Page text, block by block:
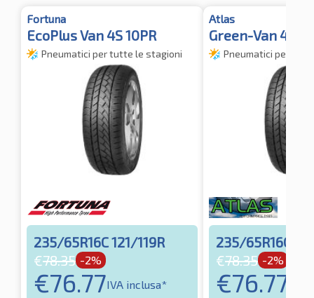
Fortuna
EcoPlus Van 4S 10PR
Pneumatici per tutte le stagioni
235/65R16C 121/119R
€78.35 -2%
€76.77IVA inclusa*
Atlas
Green-Van 4S
Pneumatici per
235/65R16C
€78.35 -2%
€76.77